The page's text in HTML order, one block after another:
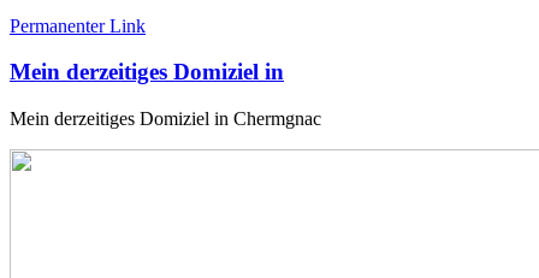
Permanenter Link
Mein derzeitiges Domiziel in
Mein derzeitiges Domiziel in Chermgnac